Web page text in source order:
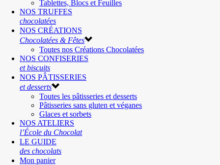
Tablettes, Blocs et Feuilles
NOS TRUFFES
chocolatées
NOS CRÉATIONS
Chocolatées & Fêtes
Toutes nos Créations Chocolatées
NOS CONFISERIES
et biscuits
NOS PÂTISSERIES
et desserts
Toutes les pâtisseries et desserts
Pâtisseries sans gluten et véganes
Glaces et sorbets
NOS ATELIERS
l’École du Chocolat
LE GUIDE
des chocolats
Mon panier